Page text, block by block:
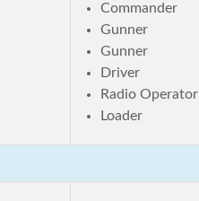
Commander
Gunner
Gunner
Driver
Radio Operator
Loader